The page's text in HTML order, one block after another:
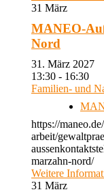
31 März
MANEO-
Nord
31. März 2027
13:30 - 16:30
Familien- und
https://
arbeit/
marzahn-nord/
Weitere
31 März